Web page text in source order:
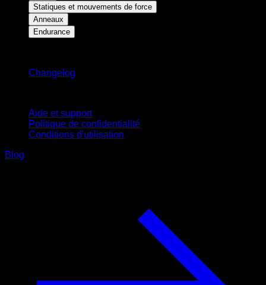
Statiques et mouvements de force
Anneaux
Endurance
Changelog
Aide et support
Politique de confidentialité
Conditions d'utilisation
Blog